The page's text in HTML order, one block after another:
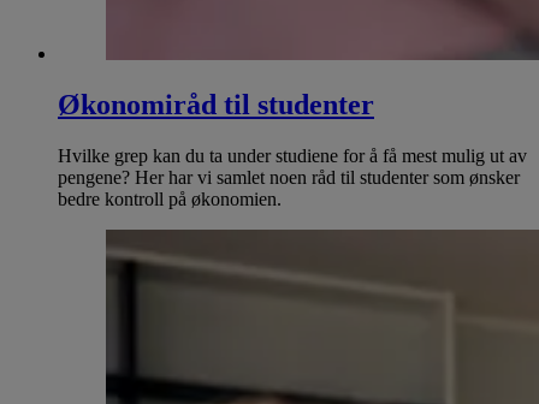
Økonomiråd til studenter
Hvilke grep kan du ta under studiene for å få mest mulig ut av
pengene? Her har vi samlet noen råd til studenter som ønsker
bedre kontroll på økonomien.